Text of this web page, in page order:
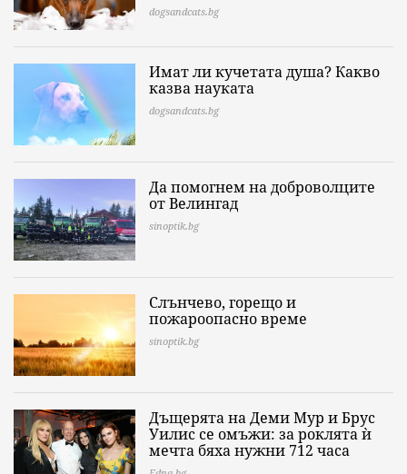
dogsandcats.bg
Имат ли кучетата душа? Какво
казва науката
dogsandcats.bg
Да помогнем на доброволците
от Велингад
sinoptik.bg
Слънчево, горещо и
пожароопасно време
sinoptik.bg
Дъщерята на Деми Мур и Брус
Уилис се омъжи: за роклята ѝ
мечта бяха нужни 712 часа